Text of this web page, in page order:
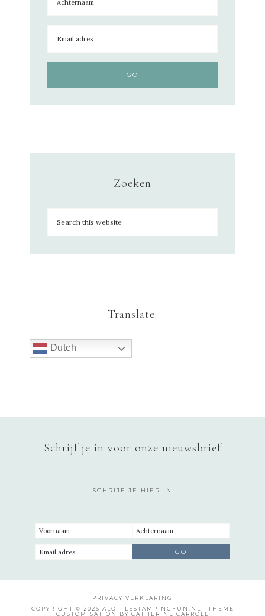
Zoeken
Translate:
Dutch
Schrijf je in voor onze nieuwsbrief
SCHRIJF JE HIER IN
PRIVACY VERKLARING
COPYRIGHT © 2026 ALOTTLESTAMPINGFUN.NL · THEME
CUSTOMISATION BY CATHERINE CARROLL